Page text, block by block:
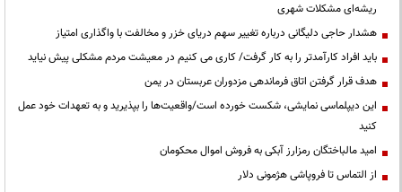
ریشه‌ای مشکلات شهری
هشدار حاجی دلیگانی درباره تغییر سهم دریای خزر و مخالفت با واگذاری امتیاز
باید افراد کارآمدتر را به کار گرفت/ کاری می کنیم در معیشت مردم مشکلی پیش نیاید
هدف قرار گرفتن اتاق‌ فرماندهی مزدوران عربستان در یمن
این دیپلماسی نمایشی، شکست خورده است/واقعیت‌ها را بپذیرید و به تعهدات خود عمل
کنید
امید مالباختگان رمزارز آبکی به فروش اموال محکومان
از التماس تا فروپاشی هژمونی دلار